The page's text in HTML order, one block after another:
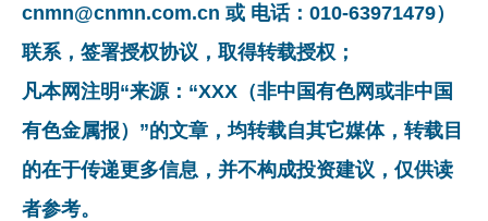
cnmn@cnmn.com.cn 或 电话：010-63971479）
联系，签署授权协议，取得转载授权；
凡本网注明“来源：“XXX（非中国有色网或非中国
有色金属报）”的文章，均转载自其它媒体，转载目
的在于传递更多信息，并不构成投资建议，仅供读
者参考。